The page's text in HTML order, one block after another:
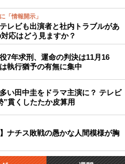
「情報開示」
レビも出演者と社内トラブルがあ
応はどう見ますか？
7年求刑、運命の判決は11月16
執行猶予の有無に集中
い田中圭をドラマ主演に？ テレビ
”貫くしたたか皮算用
ナチス敗戦の愚かな人間模様が胸